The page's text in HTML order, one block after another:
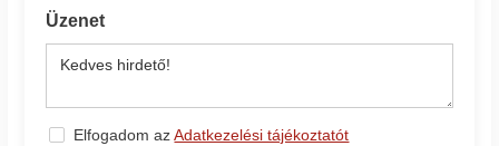
Üzenet
Elfogadom azAdatkezelési tájékoztatót